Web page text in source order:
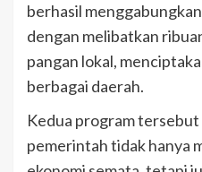
berhasil
dengan melibatkan
pangan lokal,
berbagai daerah.
Kedua program
pemerintah tidak hanya